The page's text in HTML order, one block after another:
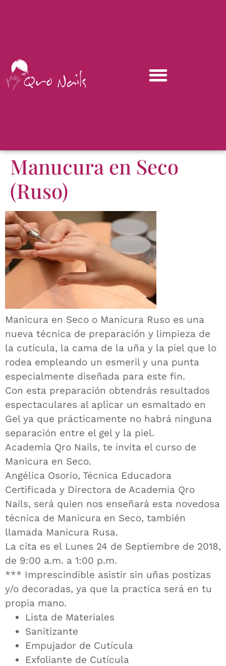
Manucura en Seco
(Ruso)
Manicura en Seco o Manicura Ruso es una
nueva técnica de preparación y limpieza de
la cutícula, la cama de la uña y la piel que lo
rodea empleando un esmeril y una punta
especialmente diseñada para este fin.
Con esta preparación obtendrás resultados
espectaculares al aplicar un esmaltado en
Gel ya que prácticamente no habrá ninguna
separación entre el gel y la piel.
Academia Qro Nails, te invita el curso de
Manicura en Seco.
Angélica Osorio, Técnica Educadora
Certificada y Directora de Academia Qro
Nails, será quien nos enseñará esta novedosa
técnica de Manicura en Seco, también
llamada Manicura Rusa.
La cita es el Lunes 24 de Septiembre de 2018,
de 9:00 a.m. a 1:00 p.m.
*** Imprescindible asistir sin uñas postizas
y/o decoradas, ya que la practica será en tu
propia mano.
Lista de Materiales
Sanitizante
Empujador de Cutícula
Exfoliante de Cutícula